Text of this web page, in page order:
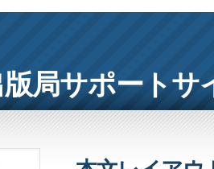
局サポートサ